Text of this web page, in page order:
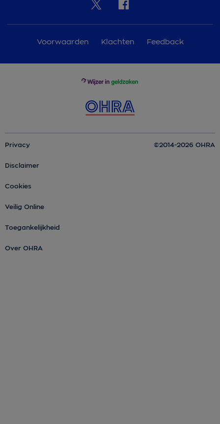
Voorwaarden Klachten Feedback
Privacy
Disclaimer
Cookies
Veilig Online
Toegankelijkheid
Over OHRA
©2014-2026 OHRA